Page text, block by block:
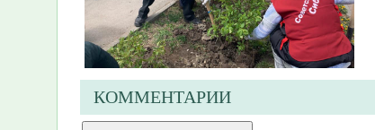
КОММЕНТАРИИ